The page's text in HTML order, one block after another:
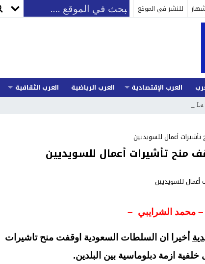
للنشر في الموقع
العرب الإقتصادية العرب الرياضية العرب الثقافية
La ville
أعمال للسويديين
منح تأشيرات أعمال للسويديين
– محمد الشرايبي –
أخيرا ان السلطات السعودية اوقفت منح تاشيرات
ازمة دبلوماسية بين البلدين.